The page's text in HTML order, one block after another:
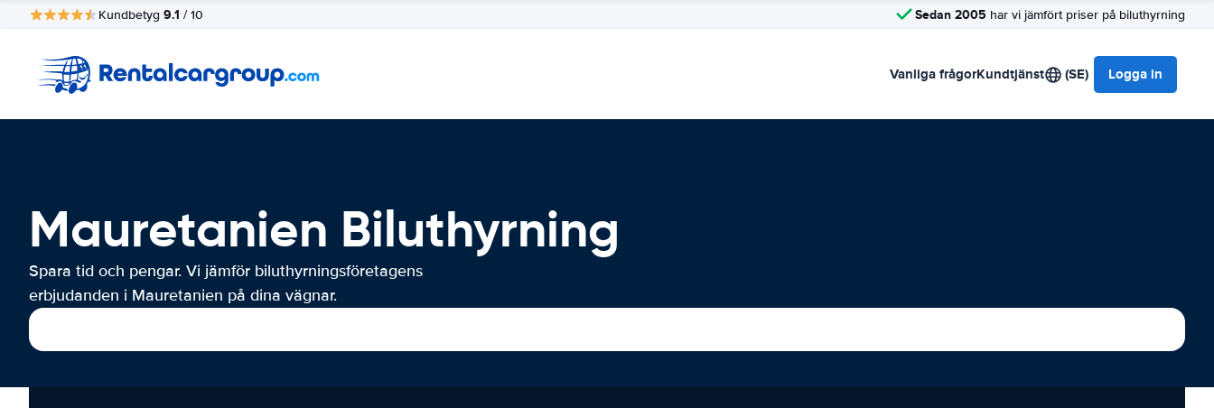
Kundbetyg 9.1 / 10 Sedan 2005 har vi jämfört priser på biluthyrning
Vanliga frågorKundtjänst (SE) Logga in
Mauretanien Biluthyrning
Spara tid och pengar. Vi jämför biluthyrningsföretagens
erbjudanden i Mauretanien på dina vägnar.